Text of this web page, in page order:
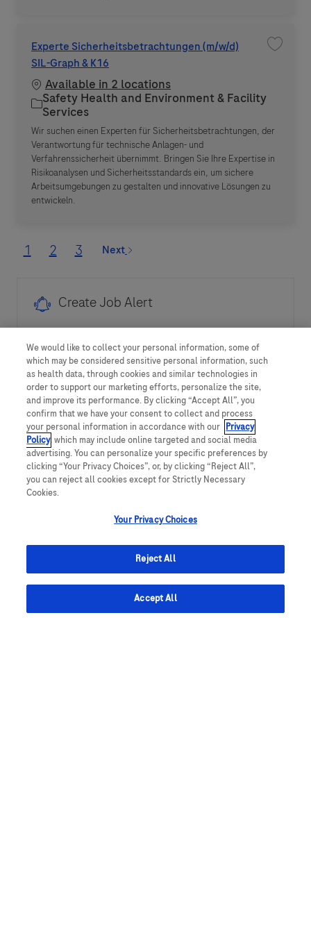
Experte Sicherheitsbetrachtungen (m/w/d)
SIL-Graph & K16
Available in 2 locations
Category
Safety Health and Environment & Facility
Services
Wir suchen einen Experten für Sicherheitsbetrachtungen, der
Verantwortung für technische Anlagen- und
Verfahrenssicherheit übernimmt. Bringen Sie Ihre Expertise in
Risikoanalysen und Sicherheitsstandards ein, um sichere
Arbeitsumgebungen zu gestalten und innovative Lösungen zu
entwickeln.
Save
1 2 3 Next
Create Job Alert
NOTE: Use refine search filters above to get better job
alerts
Email AddressRequired
You'll get emails Required
I hereby consent to the processing of my personal
data for the purpose of receiving job alerts as
Privacy Notice.
To withdraw your consent to receive job alerts with
effect for the future, you may for example use the
We would like to collect your personal information, some of
which may be considered sensitive personal information, such
as health data, through cookies and similar technologies in
order to support our marketing efforts, personalize the site,
and improve its performance. By clicking “Accept All”, you
confirm that we have your consent to collect and process
your personal information in accordance with our Privacy
Policy, which may include online targeted and social media
advertising. You can personalize your specific preferences by
clicking “Your Privacy Choices”, or, by clicking “Reject All”,
you can reject all cookies except for Strictly Necessary
Cookies.
Your Privacy Choices
Reject All
Accept All